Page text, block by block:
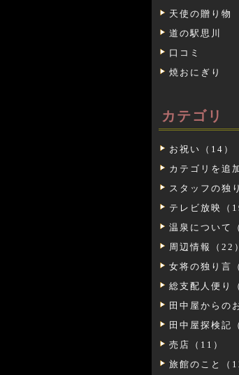
天使の贈り物
道の駅思川
口コミ
焼おにぎり
カテゴリ
お祝い（14）
カテゴリを追
スタッフの独
テレビ放映（
温泉について
周辺情報（22）
女将の独り言
総支配人便り
田中屋からの
田中屋探検記
売店（11）
旅館のこと（